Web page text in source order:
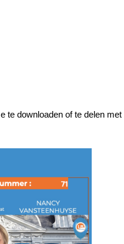
te downloaden of te delen met